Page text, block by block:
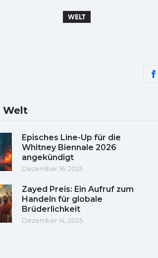
WELT
Welt
Episches Line-Up für die
Whitney Biennale 2026
angekündigt
Dezember 16, 2025
Zayed Preis: Ein Aufruf zum
Handeln für globale
Brüderlichkeit
Dezember 14, 2025